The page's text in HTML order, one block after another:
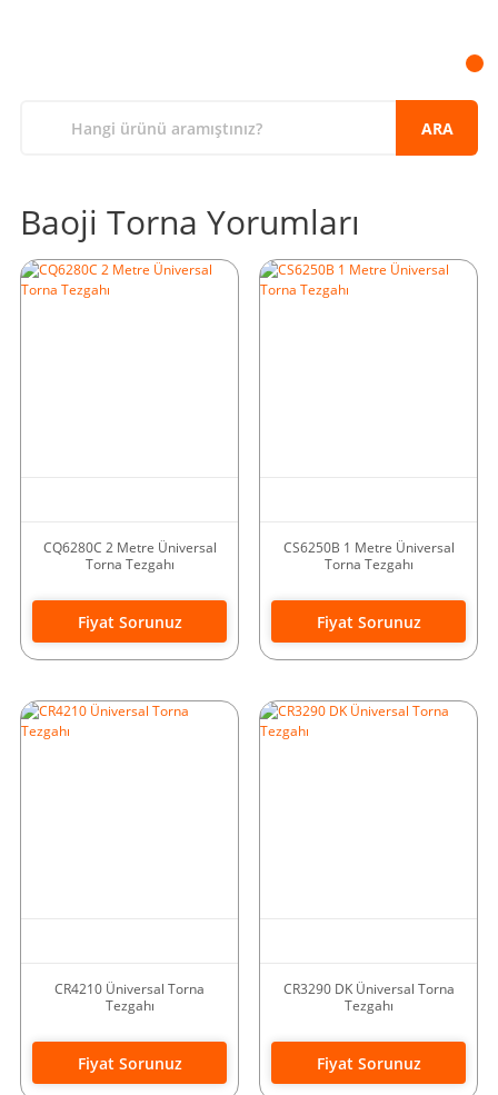
ARA
Baoji Torna Yorumları
CQ6280C 2 Metre Üniversal
Torna Tezgahı
Fiyat Sorunuz
CS6250B 1 Metre Üniversal
Torna Tezgahı
Fiyat Sorunuz
CR4210 Üniversal Torna
Tezgahı
Fiyat Sorunuz
CR3290 DK Üniversal Torna
Tezgahı
Fiyat Sorunuz